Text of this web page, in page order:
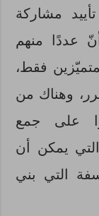
مشاركة
عددًا منهم
فقط،
وهناك من
على جمع
التي يمكن أن
التي بني